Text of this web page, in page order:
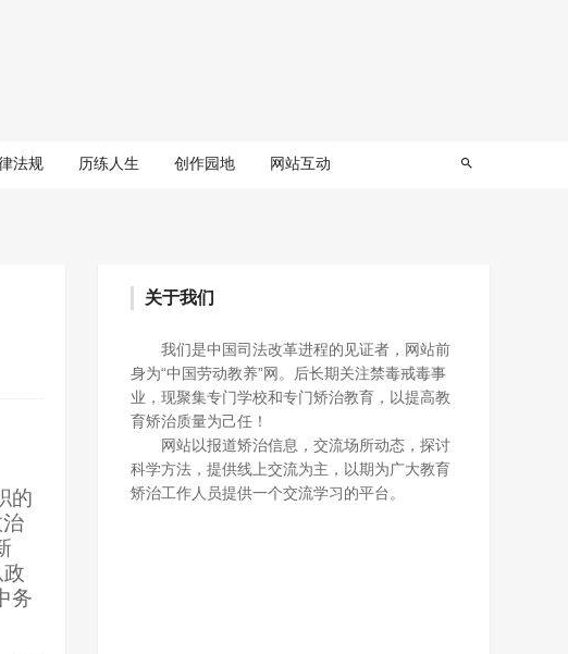
法规 历练人生 创作园地 网站互动
的
务
关于我们
我们是中国司法改革进程的见证者，网站前
身为“中国劳动教养”网。后长期关注禁毒戒毒事
业，现聚集专门学校和专门矫治教育，以提高教
育矫治质量为己任！
网站以报道矫治信息，交流场所动态，探讨
科学方法，提供线上交流为主，以期为广大教育
矫治工作人员提供一个交流学习的平台。